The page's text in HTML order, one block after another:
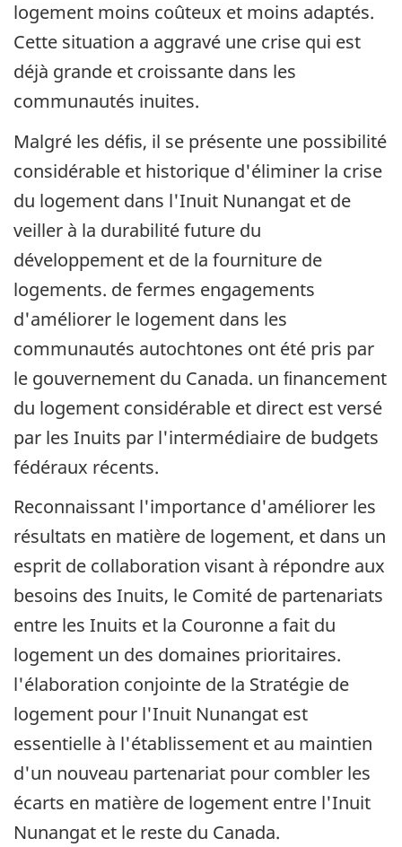
logement moins coûteux et moins adaptés.
Cette situation a aggravé une crise qui est
déjà grande et croissante dans les
communautés inuites.
Malgré les déﬁs, il se présente une possibilité
considérable et historique d'éliminer la crise
du logement dans l'Inuit Nunangat et de
veiller à la durabilité future du
développement et de la fourniture de
logements. de fermes engagements
d'améliorer le logement dans les
communautés autochtones ont été pris par
le gouvernement du Canada. un ﬁnancement
du logement considérable et direct est versé
par les Inuits par l'intermédiaire de budgets
fédéraux récents.
Reconnaissant l'importance d'améliorer les
résultats en matière de logement, et dans un
esprit de collaboration visant à répondre aux
besoins des Inuits, le Comité de partenariats
entre les Inuits et la Couronne a fait du
logement un des domaines prioritaires.
l'élaboration conjointe de la Stratégie de
logement pour l'Inuit Nunangat est
essentielle à l'établissement et au maintien
d'un nouveau partenariat pour combler les
écarts en matière de logement entre l'Inuit
Nunangat et le reste du Canada.